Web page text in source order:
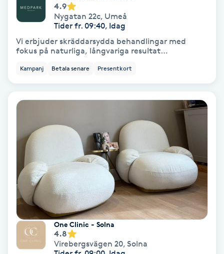
Kemisk peeling
Keratinbehandling
Kinesiologi
Kiropraktik
Klangmassage
Klippning
Klippning & Slingor
Klippning ungdom
4.9
Nygatan 22c, Umeå
Tider fr. 09:40, Idag
Vi erbjuder skräddarsydda behandlingar med
fokus på naturliga, långvariga resultat…
Kampanj Betala senare Presentkort
One Clinic - Solna
4.8
Virebergsvägen 20, Solna